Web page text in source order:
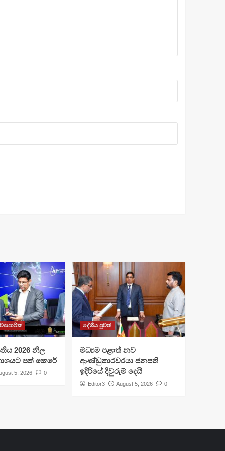
2026 නිල
පත් කෙරේ
5, 2026 0
දේශීය පුවත්
මධ්‍යම පළාත් නව
ආණ්ඩුකාරවරයා ජනපති
ඉදිරියේ දිවුරුම් දෙයි
Editor3 August 5, 2026 0